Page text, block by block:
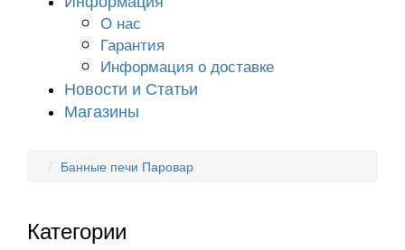
О нас
Гарантия
Информация о доставке
Новости и Статьи
Магазины
Банные печи Паровар
Категории